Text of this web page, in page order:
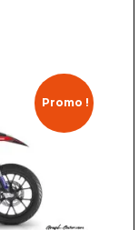
Promo !